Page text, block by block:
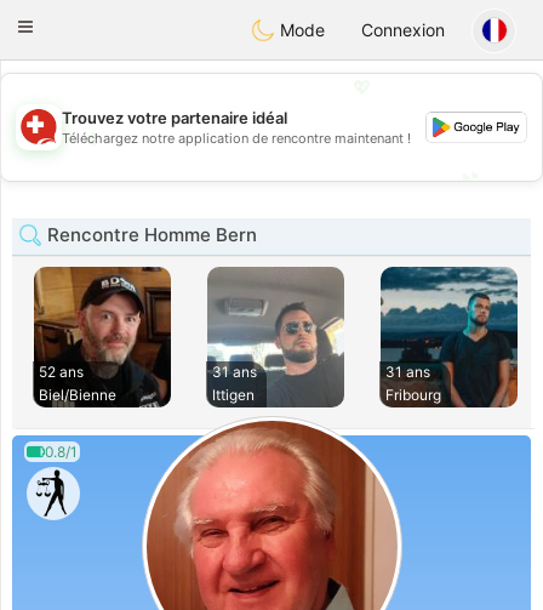
Suissi
Toggle
Mode Connexion
💖
💕
Trouvez votre partenaire idéal
Téléchargez notre application de rencontre maintenant !
Rencontre Homme Bern
52 ans
Biel/Bienne
31 ans
Ittigen
31 ans
Fribourg
0.8/1